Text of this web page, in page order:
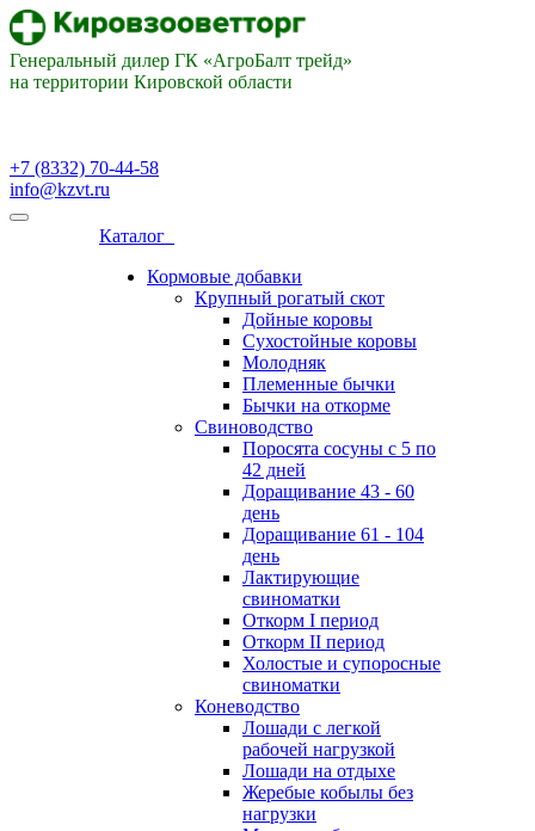
Генеральный дилер ГК «АгроБалт трейд»
на территории Кировской области
+7 (8332) 70-44-58
info@kzvt.ru
Каталог
Кормовые добавки
Крупный рогатый скот
Дойные коровы
Сухостойные коровы
Молодняк
Племенные бычки
Бычки на откорме
Свиноводство
Поросята сосуны с 5 по
42 дней
Доращивание 43 - 60
день
Доращивание 61 - 104
день
Лактирующие
свиноматки
Откорм I период
Откорм II период
Холостые и супоросные
свиноматки
Коневодство
Лошади с легкой
рабочей нагрузкой
Лошади на отдыхе
Жеребые кобылы без
нагрузки